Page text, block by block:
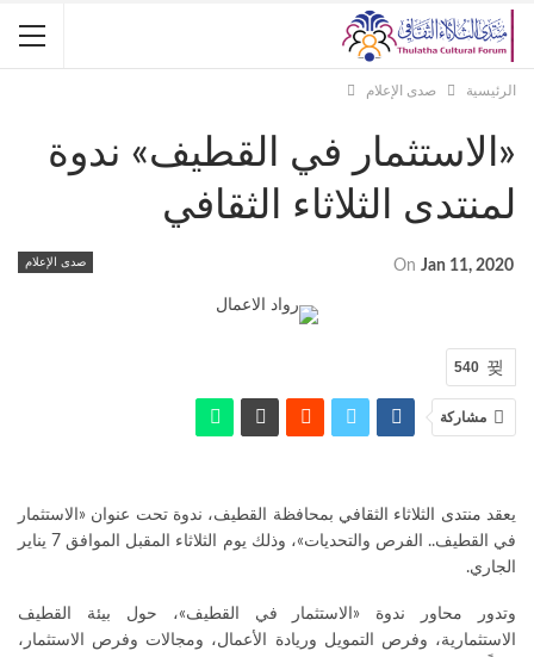
الرئيسية صدى الإعلام
«الاستثمار في القطيف» ندوة
لمنتدى الثلاثاء الثقافي
صدى الإعلام On Jan 11, 2020
540
مشاركة
يعقد منتدى الثلاثاء الثقافي بمحافظة القطيف، ندوة تحت عنوان «الاستثمار
في القطيف.. الفرص والتحديات»، وذلك يوم الثلاثاء المقبل الموافق 7 يناير
الجاري.
وتدور محاور ندوة «الاستثمار في القطيف»، حول بيئة القطيف
الاستثمارية، وفرص التمويل وريادة الأعمال، ومجالات وفرص الاستثمار،